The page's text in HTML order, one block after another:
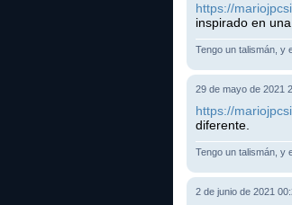
https://
inspirado en
Tengo un talismán, y
29 de mayo de 2021
https://
diferente.
Tengo un talismán, y
2 de junio de 2021